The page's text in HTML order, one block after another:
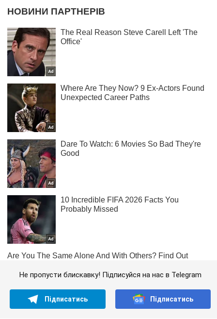
Не пропусти блискавку! Підписуйся на нас в Telegram
Підписатись Підписатись